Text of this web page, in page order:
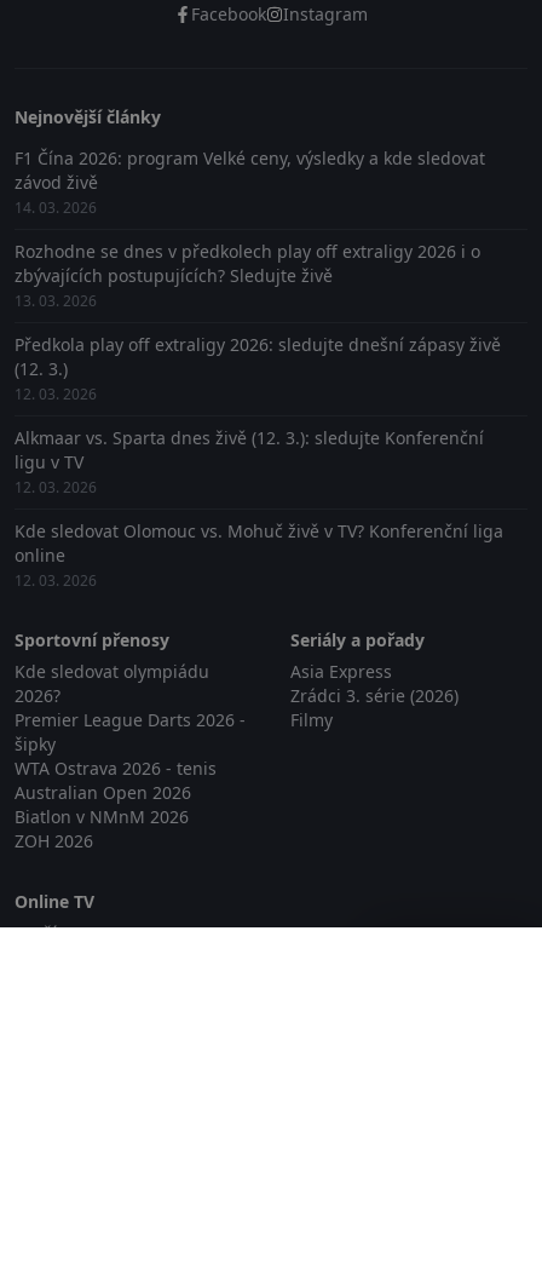
Facebook Instagram
Nejnovější články
F1 Čína 2026: program Velké ceny, výsledky a kde sledovat
závod živě
14. 03. 2026
Rozhodne se dnes v předkolech play off extraligy 2026 i o
zbývajících postupujících? Sledujte živě
13. 03. 2026
Předkola play off extraligy 2026: sledujte dnešní zápasy živě
(12. 3.)
12. 03. 2026
Alkmaar vs. Sparta dnes živě (12. 3.): sledujte Konferenční
ligu v TV
12. 03. 2026
Kde sledovat Olomouc vs. Mohuč živě v TV? Konferenční liga
online
12. 03. 2026
Sportovní přenosy
Kde sledovat olympiádu
2026?
Premier League Darts 2026 -
šipky
WTA Ostrava 2026 - tenis
Australian Open 2026
Biatlon v NMnM 2026
ZOH 2026
Seriály a pořady
Asia Express
Zrádci 3. série (2026)
Filmy
Online TV
Lepší.TV